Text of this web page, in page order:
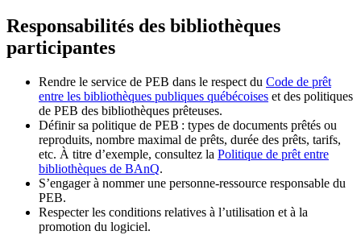
Responsabilités des bibliothèques
participantes
Rendre le service de PEB dans le respect du Code de prêt
entre les bibliothèques publiques québécoises et des politiques
de PEB des bibliothèques prêteuses.
Définir sa politique de PEB : types de documents prêtés ou
reproduits, nombre maximal de prêts, durée des prêts, tarifs,
etc. À titre d’exemple, consultez la Politique de prêt entre
bibliothèques de BAnQ.
S’engager à nommer une personne-ressource responsable du
PEB.
Respecter les conditions relatives à l’utilisation et à la
promotion du logiciel.